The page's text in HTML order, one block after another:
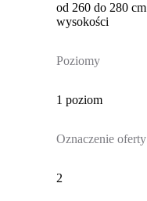
od 260 do 280 cm
wysokości
Poziomy
1 poziom
Oznaczenie oferty
2